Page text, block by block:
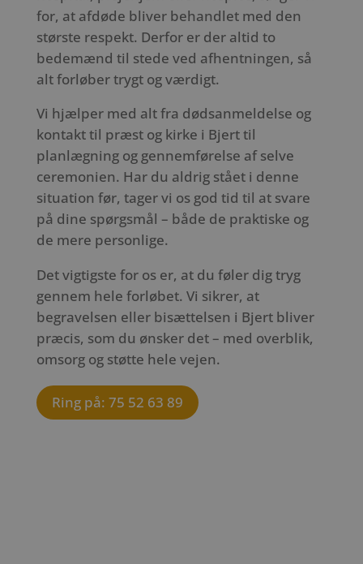
for, at afdøde bliver behandlet med den
største respekt. Derfor er der altid to
bedemænd til stede ved afhentningen, så
alt forløber trygt og værdigt.
Vi hjælper med alt fra dødsanmeldelse og
kontakt til præst og kirke i Bjert til
planlægning og gennemførelse af selve
ceremonien. Har du aldrig stået i denne
situation før, tager vi os god tid til at svare
på dine spørgsmål – både de praktiske og
de mere personlige.
Det vigtigste for os er, at du føler dig tryg
gennem hele forløbet. Vi sikrer, at
begravelsen eller bisættelsen i Bjert bliver
præcis, som du ønsker det – med overblik,
omsorg og støtte hele vejen.
Ring på: 75 52 63 89